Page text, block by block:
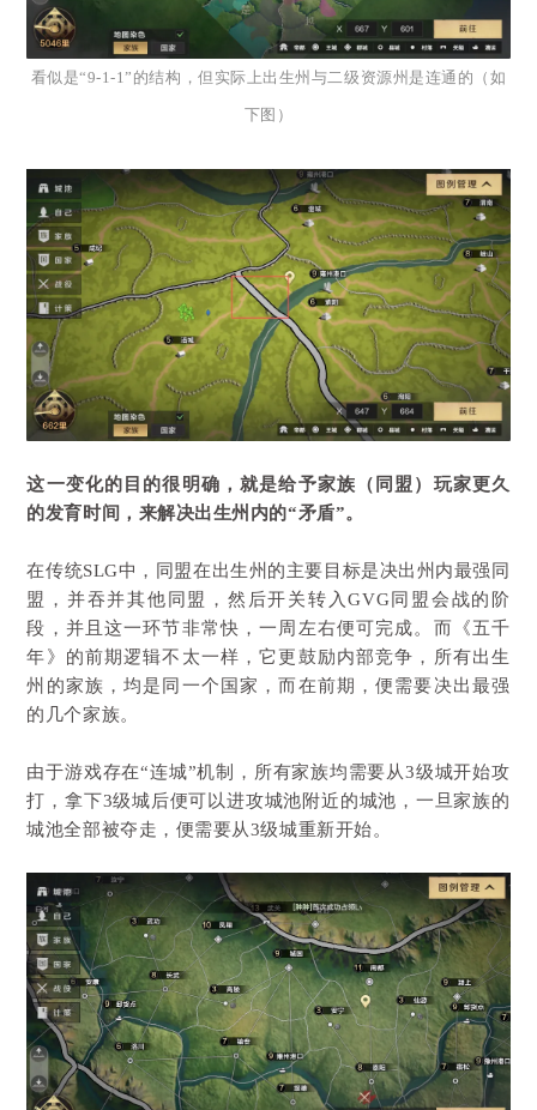
看似是“9-1-1”的结构，但实际上出生州与二级资源州是连通的（如
下图）
这一变化的目的很明确，就是给予家族（同盟）玩家更久
的发育时间，来解决出生州内的“矛盾”。
在传统SLG中，同盟在出生州的主要目标是决出州内最强同
盟，并吞并其他同盟，然后开关转入GVG同盟会战的阶
段，并且这一环节非常快，一周左右便可完成。而《五千
年》的前期逻辑不太一样，它更鼓励内部竞争，所有出生
州的家族，均是同一个国家，而在前期，便需要决出最强
的几个家族。
由于游戏存在“连城”机制，所有家族均需要从3级城开始攻
打，拿下3级城后便可以进攻城池附近的城池，一旦家族的
城池全部被夺走，便需要从3级城重新开始。